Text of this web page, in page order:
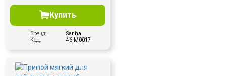
Купить
Бренд:
Код:
Sanha
46IM0017